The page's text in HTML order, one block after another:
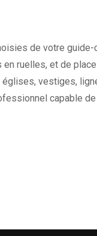
de votre guide-
ruelles, et de
vestiges,
capable